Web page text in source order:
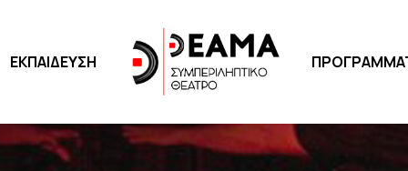
ΕΚΠΑΙΔΕΥΣΗ